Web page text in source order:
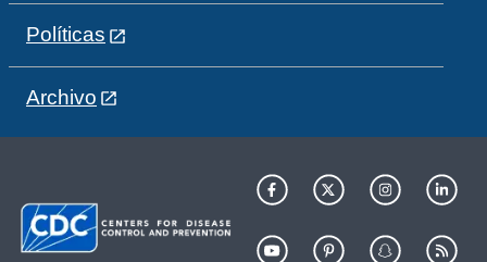
Políticas
Archivo